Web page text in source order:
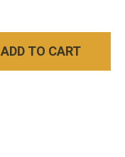
ADD TO CART